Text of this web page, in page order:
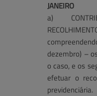
JANEIRO
a)
dezembro) –
o caso, e os
efetuar o